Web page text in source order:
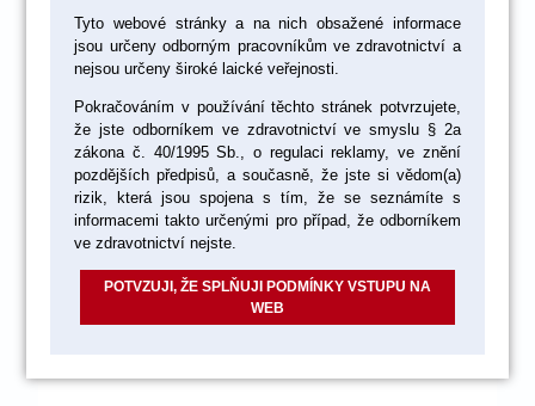
> Ordinace > Endodoncie > Kořenové výplně
Definitivní kořenové výplně
Tyto webové stránky a na nich obsažené informace
jsou určeny odborným pracovníkům ve zdravotnictví a
nejsou určeny široké laické veřejnosti.
Pokračováním v používání těchto stránek potvrzujete,
že jste odborníkem ve zdravotnictví ve smyslu § 2a
zákona č. 40/1995 Sb., o regulaci reklamy, ve znění
pozdějších předpisů, a současně, že jste si vědom(a)
rizik, která jsou spojena s tím, že se seznámíte s
informacemi takto určenými pro případ, že odborníkem
ve zdravotnictví nejste.
POTVZUJI, ŽE SPLŇUJI PODMÍNKY VSTUPU NA
WEB